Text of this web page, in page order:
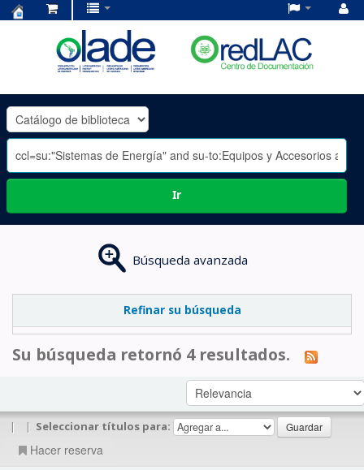
OLADE
-
Ir
Búsqueda avanzada
Refinar su búsqueda
Su búsqueda retornó 4 resultados.
| | Seleccionar títulos para:
Hacer reserva